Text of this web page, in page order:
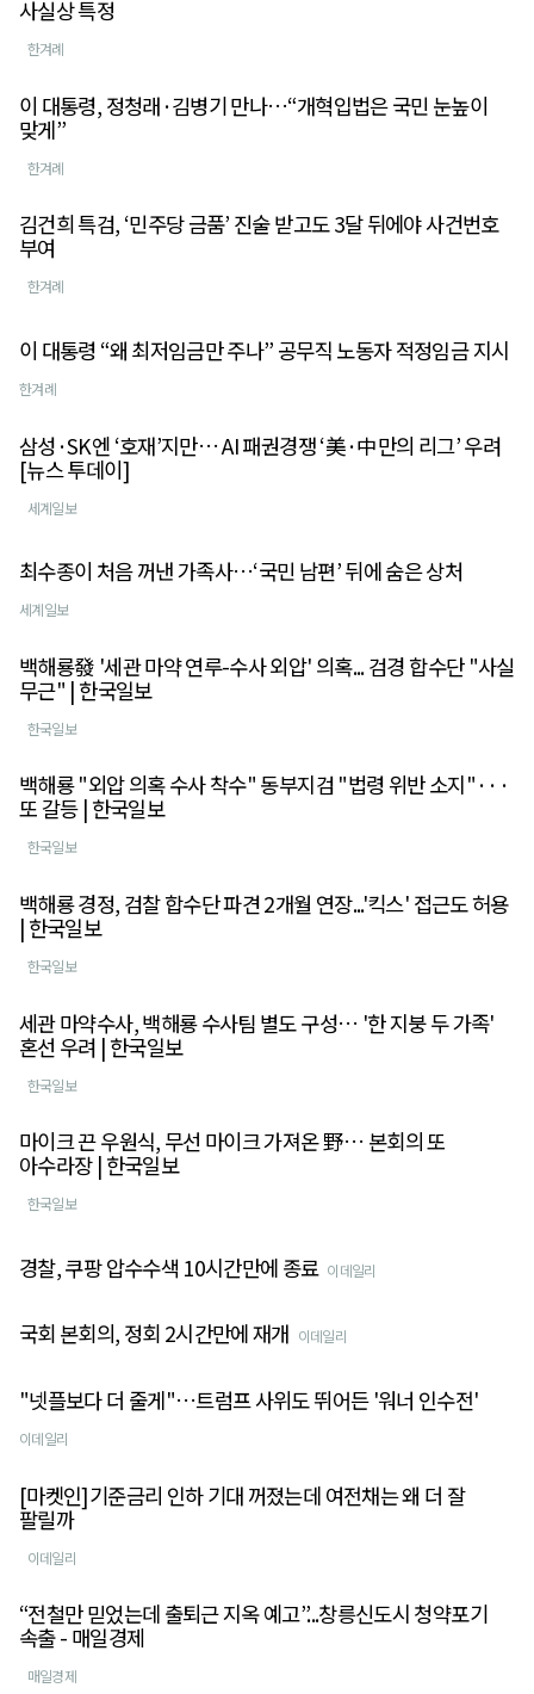
사실상 특정
한겨례
이 대통령, 정청래·김병기 만나…“개혁입법은 국민 눈높이
맞게”
한겨례
김건희 특검, ‘민주당 금품’ 진술 받고도 3달 뒤에야 사건번호
부여
한겨례
이 대통령 “왜 최저임금만 주나” 공무직 노동자 적정임금 지시
한겨례
삼성·SK엔 ‘호재’지만… AI 패권경쟁 ‘美·中만의 리그’ 우려
[뉴스 투데이]
세계일보
최수종이 처음 꺼낸 가족사…‘국민 남편’ 뒤에 숨은 상처
세계일보
백해룡發 '세관 마약 연루-수사 외압' 의혹... 검경 합수단 "사실
무근" | 한국일보
한국일보
백해룡 "외압 의혹 수사 착수" 동부지검 "법령 위반 소지"···
또 갈등 | 한국일보
한국일보
백해룡 경정, 검찰 합수단 파견 2개월 연장...'킥스' 접근도 허용
| 한국일보
한국일보
세관 마약수사, 백해룡 수사팀 별도 구성… '한 지붕 두 가족'
혼선 우려 | 한국일보
한국일보
마이크 끈 우원식, 무선 마이크 가져온 野… 본회의 또
아수라장 | 한국일보
한국일보
경찰, 쿠팡 압수수색 10시간만에 종료 이데일리
국회 본회의, 정회 2시간만에 재개 이데일리
"넷플보다 더 줄게"…트럼프 사위도 뛰어든 '워너 인수전'
이데일리
[마켓인]기준금리 인하 기대 꺼졌는데 여전채는 왜 더 잘
팔릴까
이데일리
“전철만 믿었는데 출퇴근 지옥 예고”...창릉신도시 청약포기
속출 - 매일경제
매일경제